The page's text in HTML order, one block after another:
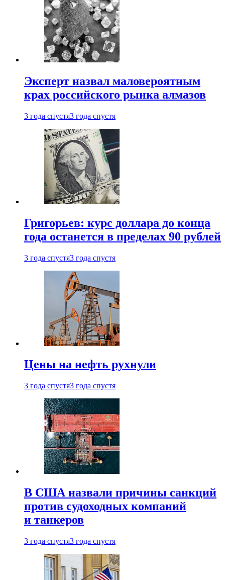
Эксперт назвал маловероятным
крах российского рынка алмазов
3 года спустя3 года спустя
Григорьев: курс доллара до конца
года останется в пределах 90 рублей
3 года спустя3 года спустя
Цены на нефть рухнули
3 года спустя3 года спустя
В США назвали причины санкций
против судоходных компаний
и танкеров
3 года спустя3 года спустя